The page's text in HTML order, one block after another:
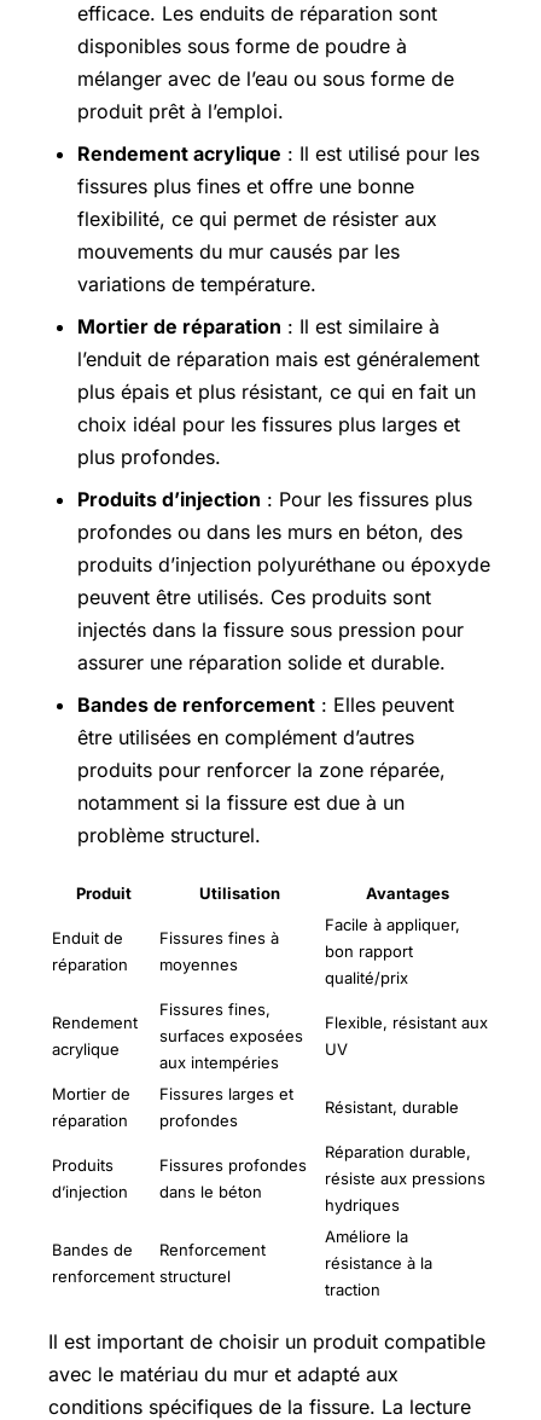
efficace. Les enduits de réparation sont
disponibles sous forme de poudre à
mélanger avec de l’eau ou sous forme de
produit prêt à l’emploi.
Rendement acrylique : Il est utilisé pour les
fissures plus fines et offre une bonne
flexibilité, ce qui permet de résister aux
mouvements du mur causés par les
variations de température.
Mortier de réparation : Il est similaire à
l’enduit de réparation mais est généralement
plus épais et plus résistant, ce qui en fait un
choix idéal pour les fissures plus larges et
plus profondes.
Produits d’injection : Pour les fissures plus
profondes ou dans les murs en béton, des
produits d’injection polyuréthane ou époxyde
peuvent être utilisés. Ces produits sont
injectés dans la fissure sous pression pour
assurer une réparation solide et durable.
Bandes de renforcement : Elles peuvent
être utilisées en complément d’autres
produits pour renforcer la zone réparée,
notamment si la fissure est due à un
problème structurel.
Produit Utilisation Avantages
Enduit de
réparation
Fissures fines à
moyennes
Facile à appliquer,
bon rapport
qualité/prix
Rendement
acrylique
Fissures fines,
surfaces exposées
aux intempéries
Flexible, résistant aux
UV
Mortier de
réparation
Fissures larges et
profondes
Résistant, durable
Produits
d’injection
Fissures profondes
dans le béton
Réparation durable,
résiste aux pressions
hydriques
Bandes de
renforcement
Renforcement
structurel
Améliore la
résistance à la
traction
Il est important de choisir un produit compatible
avec le matériau du mur et adapté aux
conditions spécifiques de la fissure. La lecture